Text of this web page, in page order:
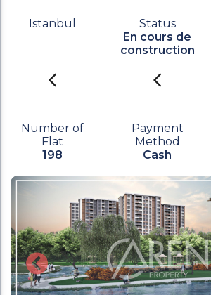
Istanbul
Status
En cours de
construction
Number of
Flat
198
Payment
Method
Cash